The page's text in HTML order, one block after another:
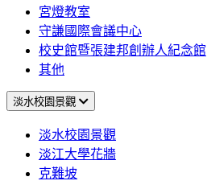
宮燈教室
守謙國際會議中心
校史館暨張建邦創辦人紀念館
其他
淡水校園景觀
淡水校園景觀
淡江大學花牆
克難坡